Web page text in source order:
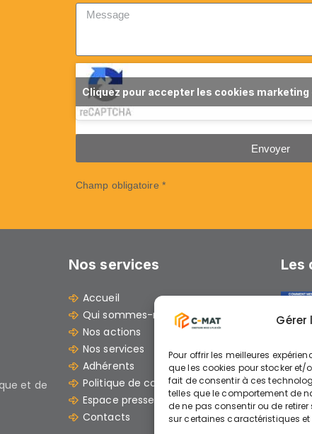
Gérer
Pour offrir les meilleures
que les cookies pour stocker
fait de consentir à ces
telles que le comportement de
de ne pas consentir ou de
sur certaines caractéristiques
Cliquez pour accepter les cookies
Envoyer
Champ obligatoire *
et de
Nos services
Accueil
Qui sommes-nous ?
Nos actions
Nos services
Adhérents
Politique de cookies (UE)
Espace presse et documents
Contacts
Les